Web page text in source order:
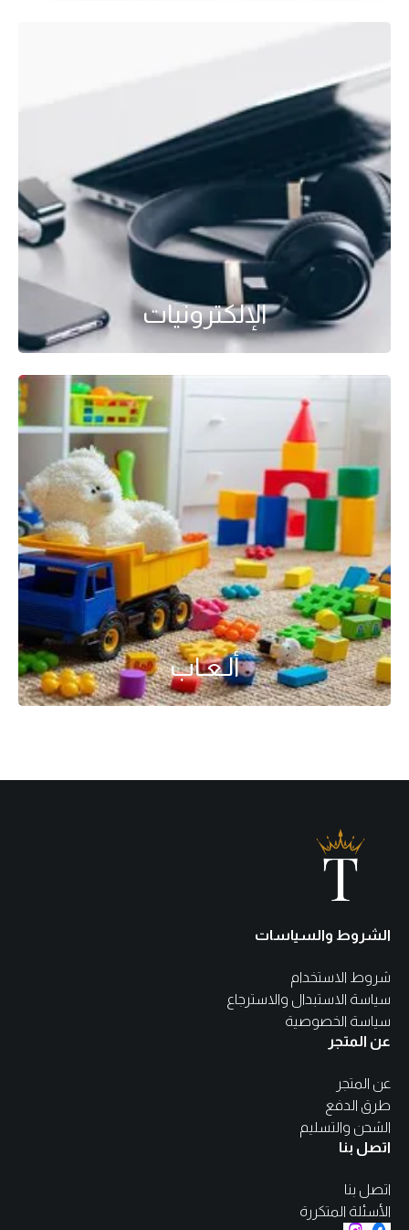
الإلكترونيات
ألـعـاب
الشروط والسياسات
شروط الاستخدام
سياسة الاستبدال والاسترجاع
سياسة الخصوصية
عن المتجر
عن المتجر
طرق الدفع
الشحن والتسليم
اتصل بنا
اتصل بنا
الأسئلة المتكررة